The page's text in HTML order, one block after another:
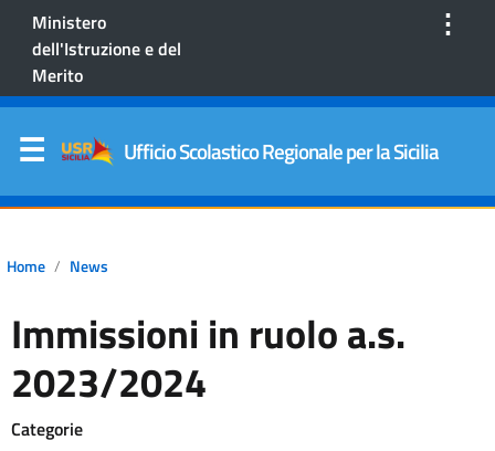
Ministero
dell'Istruzione e del
Merito
⋮
Ufficio Scolastico Regionale per la Sicilia
Home News
Immissioni in ruolo a.s.
2023/2024
Categorie